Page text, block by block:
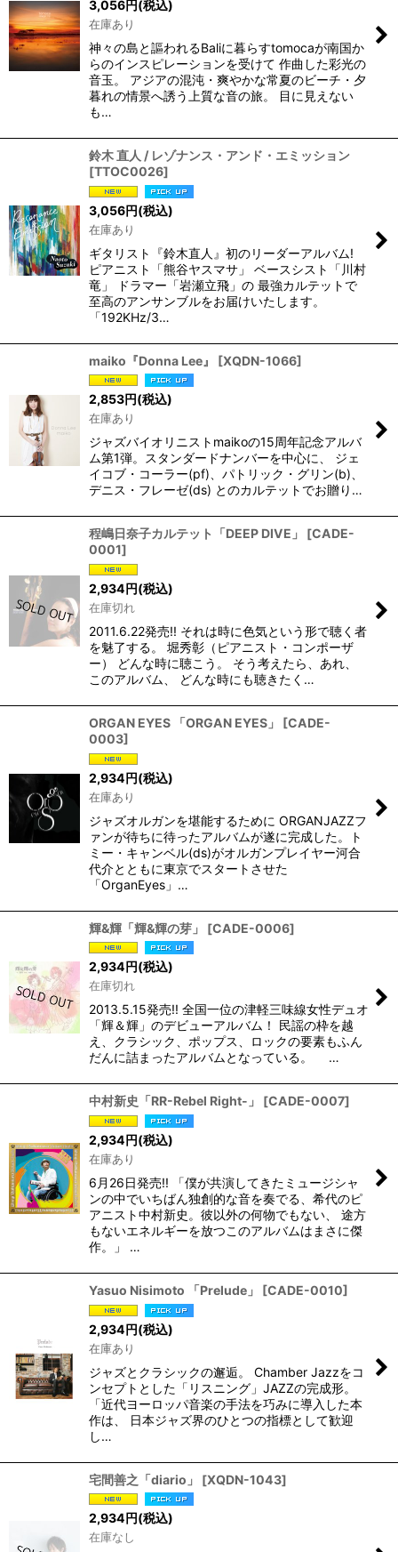
3,056円(税込)
在庫あり
神々の島と謳われるBaliに暮らすtomocaが南国か
らのインスピレーションを受けて 作曲した彩光の
音玉。 アジアの混沌・爽やかな常夏のビーチ・夕
暮れの情景へ誘う上質な音の旅。 目に見えない
も…
鈴木 直人 / レゾナンス・アンド・エミッション
[TTOC0026]
3,056円(税込)
在庫あり
ギタリスト『鈴木直人』初のリーダーアルバム!
ピアニスト「熊谷ヤスマサ」 ベースシスト「川村
竜」 ドラマー「岩瀬立飛」の 最強カルテットで
至高のアンサンブルをお届けいたします。
「192KHz/3…
maiko『Donna Lee』 [XQDN-1066]
2,853円(税込)
在庫あり
ジャズバイオリニストmaikoの15周年記念アルバ
ム第1弾。スタンダードナンバーを中心に、 ジェ
イコブ・コーラー(pf)、パトリック・グリン(b)、
デニス・フレーゼ(ds) とのカルテットでお贈り…
程嶋日奈子カルテット「DEEP DIVE」 [CADE-
0001]
2,934円(税込)
在庫切れ
2011.6.22発売!! それは時に色気という形で聴く者
を魅了する。 堀秀彰（ピアニスト・コンポーザ
ー） どんな時に聴こう。 そう考えたら、あれ、
このアルバム、 どんな時にも聴きたく…
ORGAN EYES 「ORGAN EYES」 [CADE-
0003]
2,934円(税込)
在庫あり
ジャズオルガンを堪能するために ORGANJAZZフ
ァンが待ちに待ったアルバムが遂に完成した。ト
ミー・キャンベル(ds)がオルガンプレイヤー河合
代介とともに東京でスタートさせた
「OrganEyes」…
輝&輝「輝&輝の芽」 [CADE-0006]
2,934円(税込)
在庫切れ
2013.5.15発売!! 全国一位の津軽三味線女性デュオ
「輝＆輝」のデビューアルバム！ 民謡の枠を越
え、クラシック、ポップス、ロックの要素もふん
だんに詰まったアルバムとなっている。 …
中村新史「RR-Rebel Right-」 [CADE-0007]
2,934円(税込)
在庫あり
6月26日発売!! 「僕が共演してきたミュージシャ
ンの中でいちばん独創的な音を奏でる、希代のピ
アニスト中村新史。彼以外の何物でもない、 途方
もないエネルギーを放つこのアルバムはまさに傑
作。」 …
Yasuo Nisimoto 「Prelude」 [CADE-0010]
2,934円(税込)
在庫あり
ジャズとクラシックの邂逅。 Chamber Jazzをコ
ンセプトとした「リスニング」JAZZの完成形。
「近代ヨーロッパ音楽の手法を巧みに導入した本
作は、 日本ジャズ界のひとつの指標として歓迎
し…
宅間善之「diario」 [XQDN-1043]
2,934円(税込)
在庫なし